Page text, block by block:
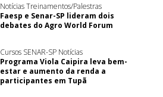
Notícias Treinamentos/Palestras
Faesp e Senar-SP lideram dois
debates do Agro World Forum
Cursos SENAR-SP Notícias
Programa Viola Caipira leva bem-
estar e aumento da renda a
participantes em Tupã